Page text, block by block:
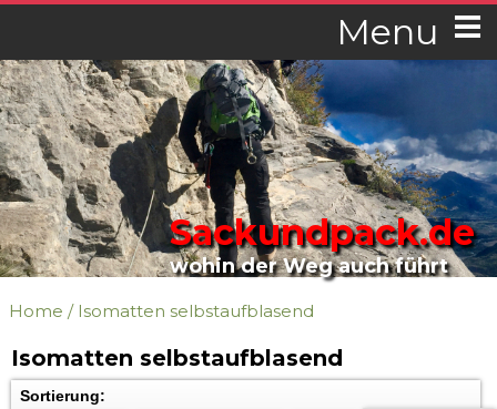
Menu
Sackundpack.de
wohin der Weg auch führt
Home / Isomatten selbstaufblasend
Isomatten selbstaufblasend
Sortierung: